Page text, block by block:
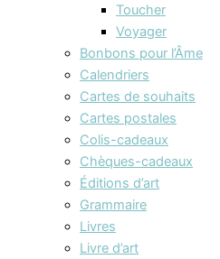
Toucher
Voyager
Bonbons pour l’Âme
Calendriers
Cartes de souhaits
Cartes postales
Colis-cadeaux
Chèques-cadeaux
Éditions d’art
Grammaire
Livres
Livre d’art